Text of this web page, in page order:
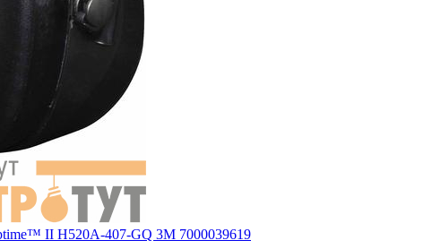
II H520A-407-GQ 3М 7000039619